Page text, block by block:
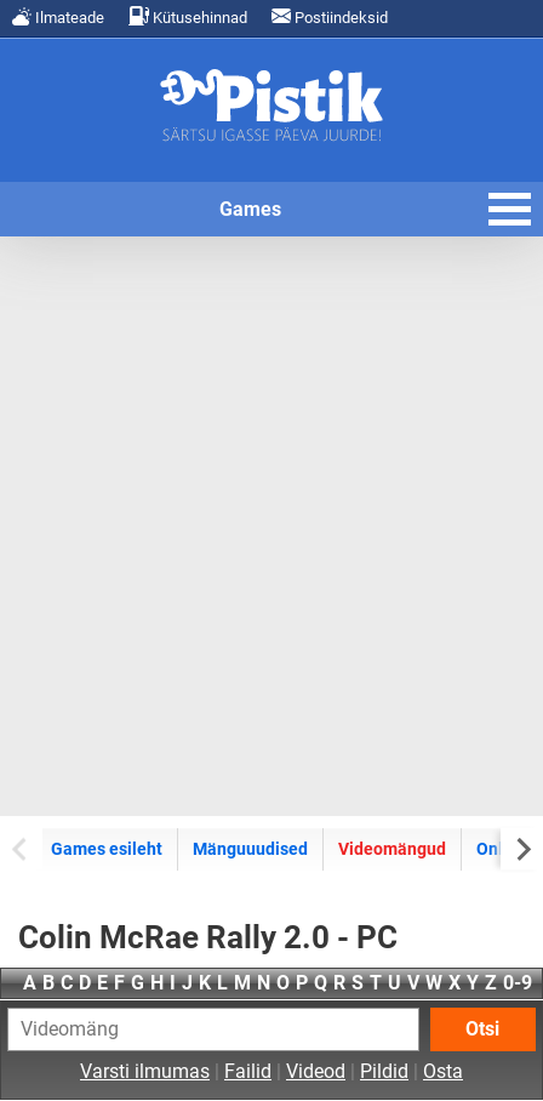
Ilmateade Kütusehinnad Postiindeksid
Games
Games esileht Mänguuudised Videomängud Online
Colin McRae Rally 2.0 - PC
A B C D E F G H I J K L M N O P Q R S T U V W X Y Z 0-9
Otsi
Varsti ilmumas | Failid | Videod | Pildid | Osta